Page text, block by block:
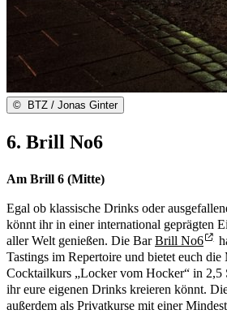
© BTZ / Jonas Ginter
6. Brill No6
Am Brill 6 (Mitte)
Egal ob klassische Drinks oder
könnt ihr in einer international geprägten
aller Welt genießen. Die BarBrill No6
Tastings im Repertoire und bietet euch
Cocktailkurs „Locker vom Hocker“ in 2,5
ihr eure eigenen Drinks kreieren könnt.
außerdem als Privatkurse mit einer